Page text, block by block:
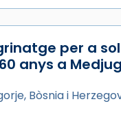
Barcelona, el
presidit la missa
auxiliar de
per a
anys a
Bòsnia i